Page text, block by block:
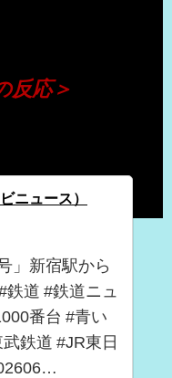
反応＞
ニュース）
」新宿駅から
道 #鉄道ニュ
番台 #青い
鉄道 #JR東日